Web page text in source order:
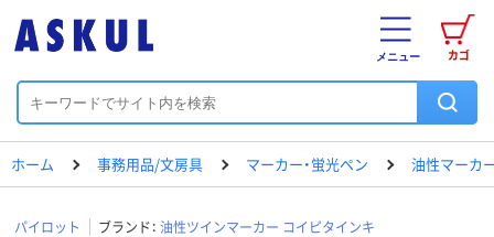
カゴ
メニュー
ホーム 事務用品/文房具 マーカー・蛍光ペン 油性マーカ
パイロット ブランド： 油性ツインマーカー コイピタインキ